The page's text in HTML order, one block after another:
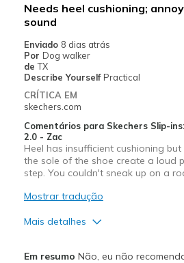
Width
View On Shoes
Needs heel cushioning;
sound
Enviado 8 dias atrás
Por Dog walker
de TX
Describe Yourself Practical
CRÍTICA EM
skechers.com
Comentários para Skechers Slip-
2.0 - Zac
Heel has insufficient cushioning
the sole of the shoe create a loud
step. You couldn't sneak up on a
Mostrar tradução
Mais detalhes
Em resumo Não, eu não